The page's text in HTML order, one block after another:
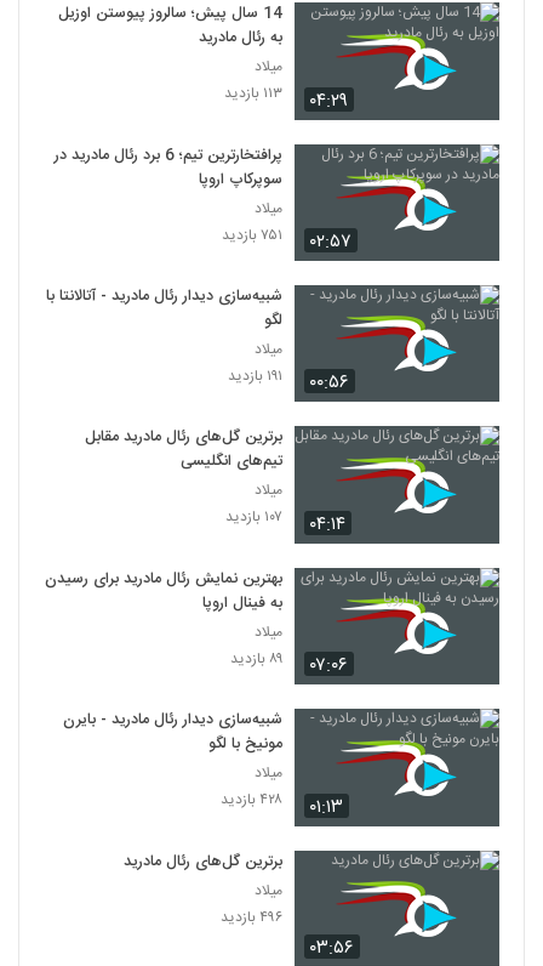
۰۴:۲۹
14 سال پیش؛ سالروز پیوستن اوزیل
به رئال مادرید
میلاد
۱۱۳ بازدید
۰۲:۵۷
پرافتخارترین تیم؛ 6 برد رئال مادرید در
سوپرکاپ اروپا
میلاد
۷۵۱ بازدید
۰۰:۵۶
شبیه‌سازی دیدار رئال مادرید - آتالانتا با
لگو
میلاد
۱۹۱ بازدید
۰۴:۱۴
برترین گل‌های رئال مادرید مقابل
تیم‌های انگلیسی
میلاد
۱۰۷ بازدید
۰۷:۰۶
بهترین نمایش رئال مادرید برای رسیدن
به فینال اروپا
میلاد
۸۹ بازدید
۰۱:۱۳
شبیه‌سازی دیدار رئال مادرید - بایرن
مونیخ با لگو
میلاد
۴۲۸ بازدید
۰۳:۵۶
برترین گل‌های رئال مادرید
میلاد
۴۹۶ بازدید